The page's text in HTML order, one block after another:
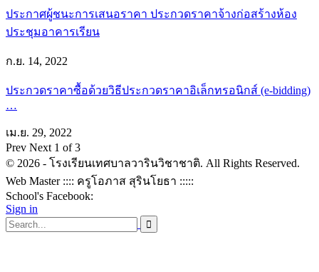
ประกาศผู้ชนะการเสนอราคา ประกวดราคาจ้างก่อสร้างห้อง
ประชุมอาคารเรียน
ก.ย. 14, 2022
ประกวดราคาซื้อด้วยวิธีประกวดราคาอิเล็กทรอนิกส์ (e-bidding)
…
เม.ย. 29, 2022
Prev Next 1 of 3
© 2026 - โรงเรียนเทศบาลวารินวิชาชาติ. All Rights Reserved.
Web Master :::: ครูโอภาส สุรินโยธา :::::
School's Facebook:
Sign in